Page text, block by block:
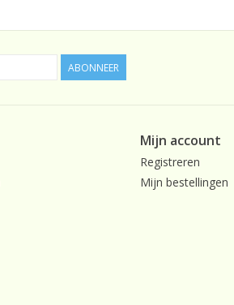
ABONNEER
Mijn account
Registreren
Mijn bestellingen